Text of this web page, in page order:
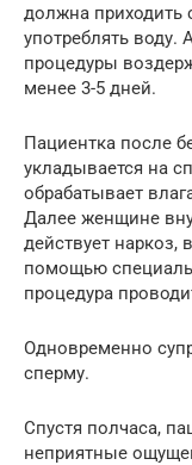
должна приходить
употреблять воду.
процедуры
менее 3-5 дней.
Пациентка после
укладывается на
обрабатывает
Далее женщине
действует наркоз,
помощью
процедура
Одновременно
сперму.
Спустя полчаса,
неприятные